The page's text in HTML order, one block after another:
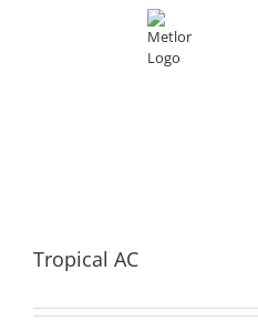
Tropical AC